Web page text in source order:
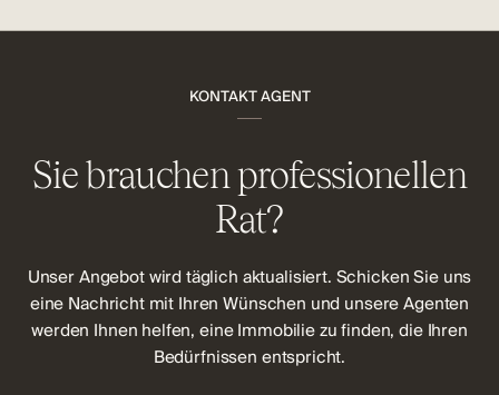
KONTAKT AGENT
Sie brauchen professionellen
Rat?
Unser Angebot wird täglich aktualisiert. Schicken Sie uns
eine Nachricht mit Ihren Wünschen und unsere Agenten
werden Ihnen helfen, eine Immobilie zu finden, die Ihren
Bedürfnissen entspricht.